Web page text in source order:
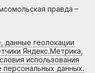
правда –
данные геолокации
Яндекс.Метрика,
использования
персональных данных.